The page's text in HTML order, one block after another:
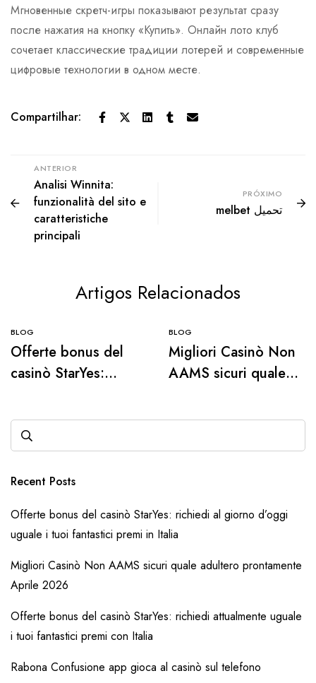
Мгновенные скретч-игры показывают результат сразу
после нажатия на кнопку «Купить». Онлайн лото клуб
сочетает классические традиции лотерей и современные
цифровые технологии в одном месте.
Compartilhar:
ANTERIOR
Analisi Winnita:
funzionalità del sito e
caratteristiche
principali
PRÓXIMO
melbet تحميل
Artigos Relacionados
BLOG
Offerte bonus del
casinò StarYes:
d’oggi uguale i tuoi
fantastici premi in
Italia
BLOG
Migliori Casinò Non
AAMS sicuri quale
prontamente Aprile
Recent Posts
Offerte bonus del casinò StarYes: richiedi al giorno d’oggi
uguale i tuoi fantastici premi in Italia
Migliori Casinò Non AAMS sicuri quale adultero prontamente
Aprile 2026
Offerte bonus del casinò StarYes: richiedi attualmente uguale
i tuoi fantastici premi con Italia
Rabona Confusione app gioca al casinò sul telefono